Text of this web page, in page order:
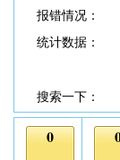
报错情况：
统计数据：
搜索一下：